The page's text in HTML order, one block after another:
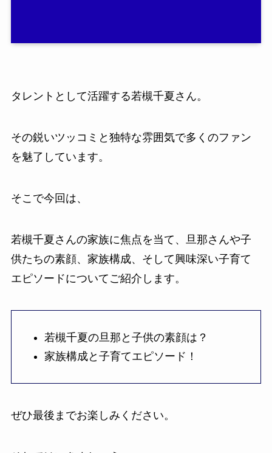
タレントとして活躍する若槻千夏さん。
その鋭いツッコミと独特な雰囲気で多くのファン
を魅了しています。
そこで今回は、
若槻千夏さんの家族に焦点を当て、旦那さんや子
供たちの素顔、家族構成、そして興味深い子育て
エピソードについてご紹介します。
若槻千夏の旦那と子供の素顔は？
家族構成と子育てエピソード！
ぜひ最後までお楽しみください。